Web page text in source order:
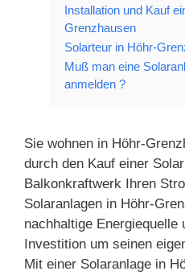
Installation und Kauf
Grenzhausen
Solarteur in Höhr-
Muß man eine
anmelden ?
Sie wohnen in Höhr-
durch den Kauf einer
Balkonkraftwerk Ihren
Solaranlagen in Höhr-
nachhaltige Energiequelle
Investition um seinen
Mit einer Solaranlage in